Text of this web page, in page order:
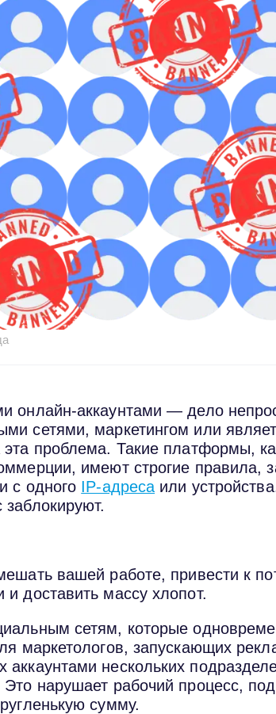
онлайн-аккаунтами — дело
сетями, маркетингом или
проблема. Такие платформы,
имеют строгие правила,
с одного IP-адреса или
вашей работе, привести к
доставить массу хлопот.
сетям, которые
маркетологов, запускающих
нескольких
нарушает рабочий процесс,
сумму.